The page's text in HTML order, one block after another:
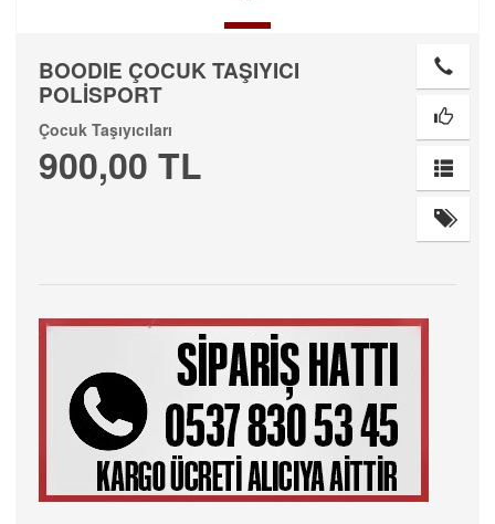
BOODIE ÇOCUK TAŞIYICI
POLİSPORT
Çocuk Taşıyıcıları
900,00 TL